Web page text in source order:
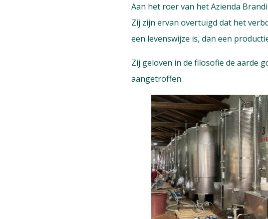
Aan het roer van het Azienda
Zij zijn ervan overtuigd dat het
een levenswijze is, dan een
Zij geloven in de filosofie de aarde
aangetroffen.